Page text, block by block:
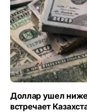
Доллар ушел
встречает